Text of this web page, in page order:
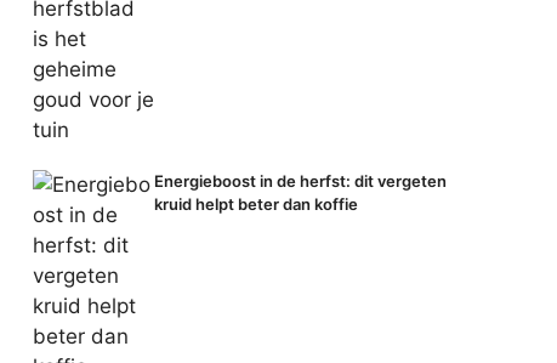
Energieboost in de herfst: dit vergeten
kruid helpt beter dan koffie